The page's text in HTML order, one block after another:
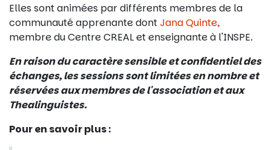
Elles sont animées par différents membres de la
communauté apprenante dont Jana Quinte,
membre du Centre CREAL et enseignante à l'INSPE.
En raison du caractère sensible et confidentiel des
échanges, les sessions sont limitées en nombre et
réservées aux membres de l'association et aux
Thealinguistes.
Pour en savoir plus :